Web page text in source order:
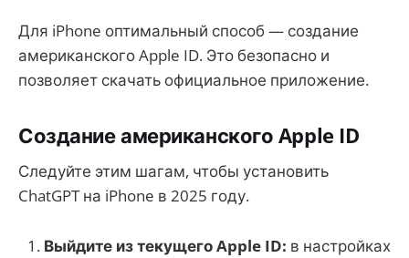
Для iPhone оптимальный способ — создание
американского Apple ID. Это безопасно и
позволяет скачать официальное приложение.
Создание американского Apple ID
Следуйте этим шагам, чтобы установить
ChatGPT на iPhone в 2025 году.
Выйдите из текущего Apple ID: в настройках